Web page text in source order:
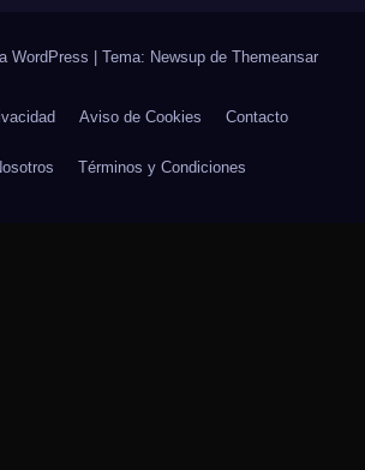
WordPress Tema: Newsup de Themeansar
Aviso de Cookies Contacto
Términos y Condiciones